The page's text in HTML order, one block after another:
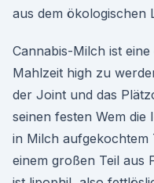
aus dem ökologischen
Cannabis-Milch ist
Mahlzeit high zu
der Joint und das
seinen festen Wem die
in Milch
einem großen Teil aus